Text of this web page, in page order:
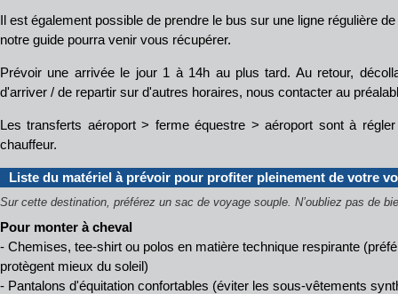
Il est également possible de prendre le bus sur une ligne régulière
notre guide pourra venir vous récupérer.
Prévoir une arrivée le jour 1 à 14h au plus tard. Au retour,
d'arriver / de repartir sur d'autres horaires, nous contacter au
Les transferts aéroport > ferme équestre > aéroport sont à
chauffeur.
Liste du matériel à prévoir pour profiter pleinement de votre
Sur cette destination, préférez un sac de voyage souple. N’oubliez pas de
Pour monter à cheval
- Chemises, tee-shirt ou polos en matière technique respirante
protègent mieux du soleil)
- Pantalons d'équitation confortables (éviter les sous-vêtements